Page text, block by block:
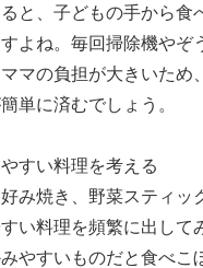
と、子どもの手から食
よね。毎回掃除機やぞ
マの負担が大きいため
単に済むでしょう。
すい料理を考える
み焼き、野菜スティッ
い料理を頻繁に出して
やすいものだと食べこ